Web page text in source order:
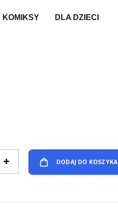
KOMIKSY DLA DZIECI
+ DODAJ DO KOSZYKA